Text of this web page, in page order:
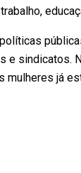
e sindicatos.
já